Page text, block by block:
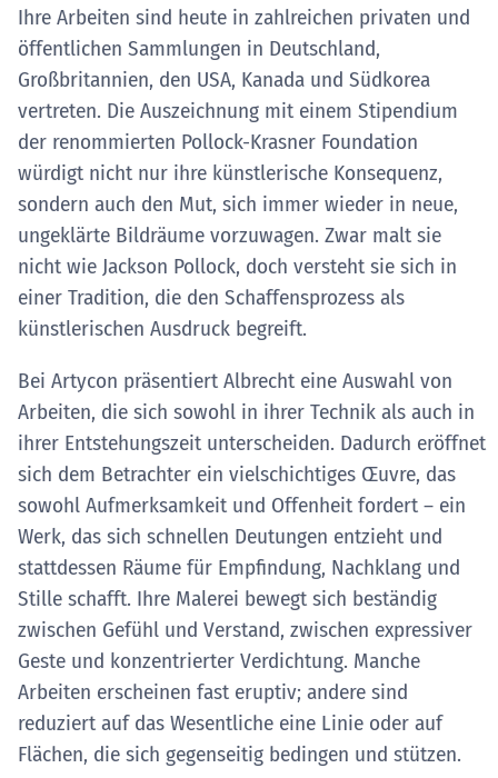
Ihre Arbeiten sind heute in zahlreichen privaten und
öffentlichen Sammlungen in Deutschland,
Großbritannien, den USA, Kanada und Südkorea
vertreten. Die Auszeichnung mit einem Stipendium
der renommierten Pollock-Krasner Foundation
würdigt nicht nur ihre künstlerische Konsequenz,
sondern auch den Mut, sich immer wieder in neue,
ungeklärte Bildräume vorzuwagen. Zwar malt sie
nicht wie Jackson Pollock, doch versteht sie sich in
einer Tradition, die den Schaffensprozess als
künstlerischen Ausdruck begreift.
Bei Artycon präsentiert Albrecht eine Auswahl von
Arbeiten, die sich sowohl in ihrer Technik als auch in
ihrer Entstehungszeit unterscheiden. Dadurch eröffnet
sich dem Betrachter ein vielschichtiges Œuvre, das
sowohl Aufmerksamkeit und Offenheit fordert – ein
Werk, das sich schnellen Deutungen entzieht und
stattdessen Räume für Empfindung, Nachklang und
Stille schafft. Ihre Malerei bewegt sich beständig
zwischen Gefühl und Verstand, zwischen expressiver
Geste und konzentrierter Verdichtung. Manche
Arbeiten erscheinen fast eruptiv; andere sind
reduziert auf das Wesentliche eine Linie oder auf
Flächen, die sich gegenseitig bedingen und stützen.